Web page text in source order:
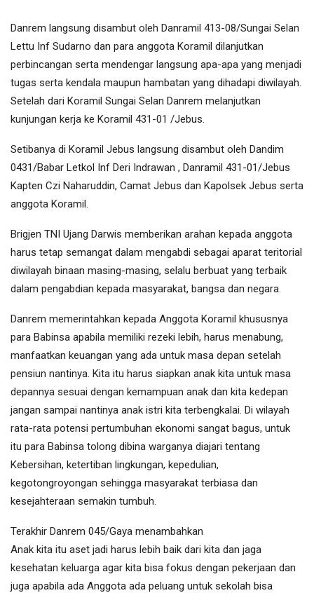
Danrem langsung disambut oleh Danramil 413-08/Sungai Selan
Lettu Inf Sudarno dan para anggota Koramil dilanjutkan
perbincangan serta mendengar langsung apa-apa yang menjadi
tugas serta kendala maupun hambatan yang dihadapi diwilayah.
Setelah dari Koramil Sungai Selan Danrem melanjutkan
kunjungan kerja ke Koramil 431-01 /Jebus.
Setibanya di Koramil Jebus langsung disambut oleh Dandim
0431/Babar Letkol Inf Deri Indrawan , Danramil 431-01/Jebus
Kapten Czi Naharuddin, Camat Jebus dan Kapolsek Jebus serta
anggota Koramil.
Brigjen TNI Ujang Darwis memberikan arahan kepada anggota
harus tetap semangat dalam mengabdi sebagai aparat teritorial
diwilayah binaan masing-masing, selalu berbuat yang terbaik
dalam pengabdian kepada masyarakat, bangsa dan negara.
Danrem memerintahkan kepada Anggota Koramil khususnya
para Babinsa apabila memiliki rezeki lebih, harus menabung,
manfaatkan keuangan yang ada untuk masa depan setelah
pensiun nantinya. Kita itu harus siapkan anak kita untuk masa
depannya sesuai dengan kemampuan anak dan kita kedepan
jangan sampai nantinya anak istri kita terbengkalai. Di wilayah
rata-rata potensi pertumbuhan ekonomi sangat bagus, untuk
itu para Babinsa tolong dibina warganya diajari tentang
Kebersihan, ketertiban lingkungan, kepedulian,
kegotongroyongan sehingga masyarakat terbiasa dan
kesejahteraan semakin tumbuh.
Terakhir Danrem 045/Gaya menambahkan
Anak kita itu aset jadi harus lebih baik dari kita dan jaga
kesehatan keluarga agar kita bisa fokus dengan pekerjaan dan
juga apabila ada Anggota ada peluang untuk sekolah bisa